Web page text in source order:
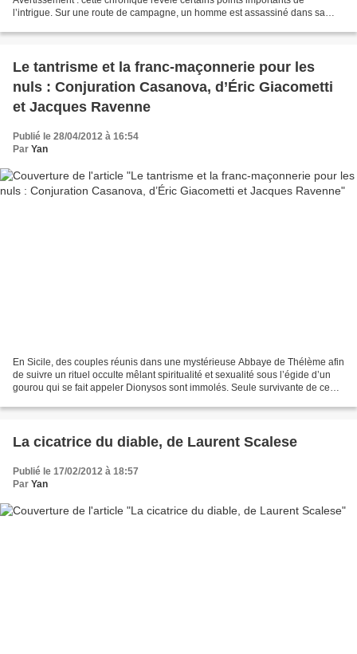
l’intrigue. Sur une route de campagne, un homme est assassiné dans sa
Le tantrisme et la franc-maçonnerie pour les
nuls : Conjuration Casanova, d’Éric Giacometti
et Jacques Ravenne
Publié le 28/04/2012 à 16:54
Par Yan
En Sicile, des couples réunis dans une mystérieuse Abbaye de Thélème afin
de suivre un rituel occulte mêlant spiritualité et sexualité sous l’égide d’un
gourou qui se fait appeler Dionysos sont immolés. Seule survivante de ce
La cicatrice du diable, de Laurent Scalese
Publié le 17/02/2012 à 18:57
Par Yan